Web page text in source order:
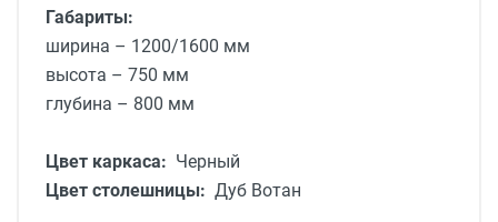
Габариты:
ширина – 1200/1600 мм
высота – 750 мм
глубина – 800 мм
Цвет каркаса: Черный
Цвет столешницы: Дуб Вотан